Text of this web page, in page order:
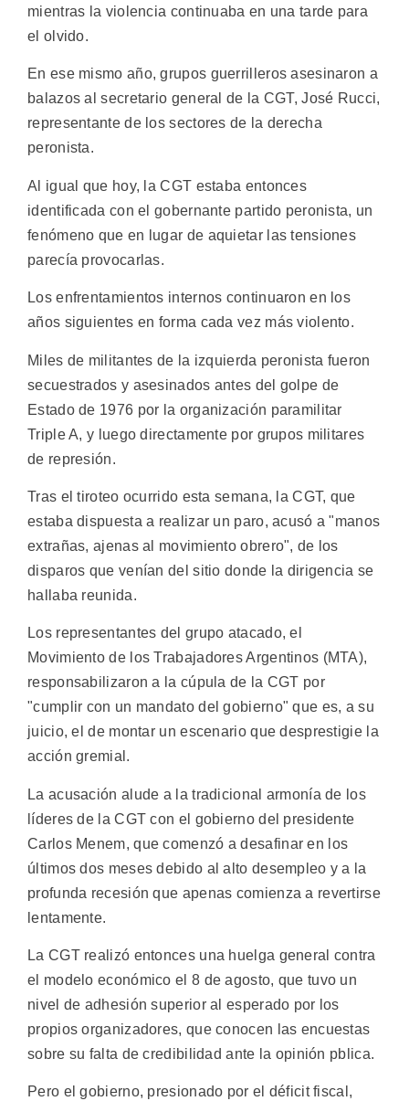
mientras la violencia continuaba en una tarde para
el olvido.
En ese mismo año, grupos guerrilleros asesinaron a
balazos al secretario general de la CGT, José Rucci,
representante de los sectores de la derecha
peronista.
Al igual que hoy, la CGT estaba entonces
identificada con el gobernante partido peronista, un
fenómeno que en lugar de aquietar las tensiones
parecía provocarlas.
Los enfrentamientos internos continuaron en los
años siguientes en forma cada vez más violento.
Miles de militantes de la izquierda peronista fueron
secuestrados y asesinados antes del golpe de
Estado de 1976 por la organización paramilitar
Triple A, y luego directamente por grupos militares
de represión.
Tras el tiroteo ocurrido esta semana, la CGT, que
estaba dispuesta a realizar un paro, acusó a "manos
extrañas, ajenas al movimiento obrero", de los
disparos que venían del sitio donde la dirigencia se
hallaba reunida.
Los representantes del grupo atacado, el
Movimiento de los Trabajadores Argentinos (MTA),
responsabilizaron a la cúpula de la CGT por
"cumplir con un mandato del gobierno" que es, a su
juicio, el de montar un escenario que desprestigie la
acción gremial.
La acusación alude a la tradicional armonía de los
líderes de la CGT con el gobierno del presidente
Carlos Menem, que comenzó a desafinar en los
últimos dos meses debido al alto desempleo y a la
profunda recesión que apenas comienza a revertirse
lentamente.
La CGT realizó entonces una huelga general contra
el modelo económico el 8 de agosto, que tuvo un
nivel de adhesión superior al esperado por los
propios organizadores, que conocen las encuestas
sobre su falta de credibilidad ante la opinión pblica.
Pero el gobierno, presionado por el déficit fiscal,